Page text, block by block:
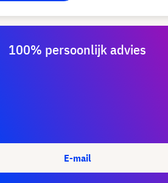
100% persoonlijk advies
E-mail